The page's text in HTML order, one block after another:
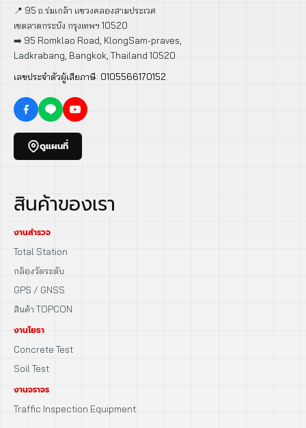
📍 95 ถ.ร่มเกล้า แขวงคลองสามประเวศ
เขตลาดกระบัง กรุงเทพฯ 10520
➡️ 95 Romklao Road, KlongSam-praves,
Ladkrabang, Bangkok, Thailand 10520
เลขประจำตัวผู้เสียภาษี: 0105566170152
ดูแผนที่
สินค้าของเรา
งานสำรวจ
Total Station
กล้องวัดระดับ
GPS / GNSS
สินค้า TOPCON
งานโยธา
Concrete Test
Soil Test
งานจราจร
Traffic Inspection Equipment